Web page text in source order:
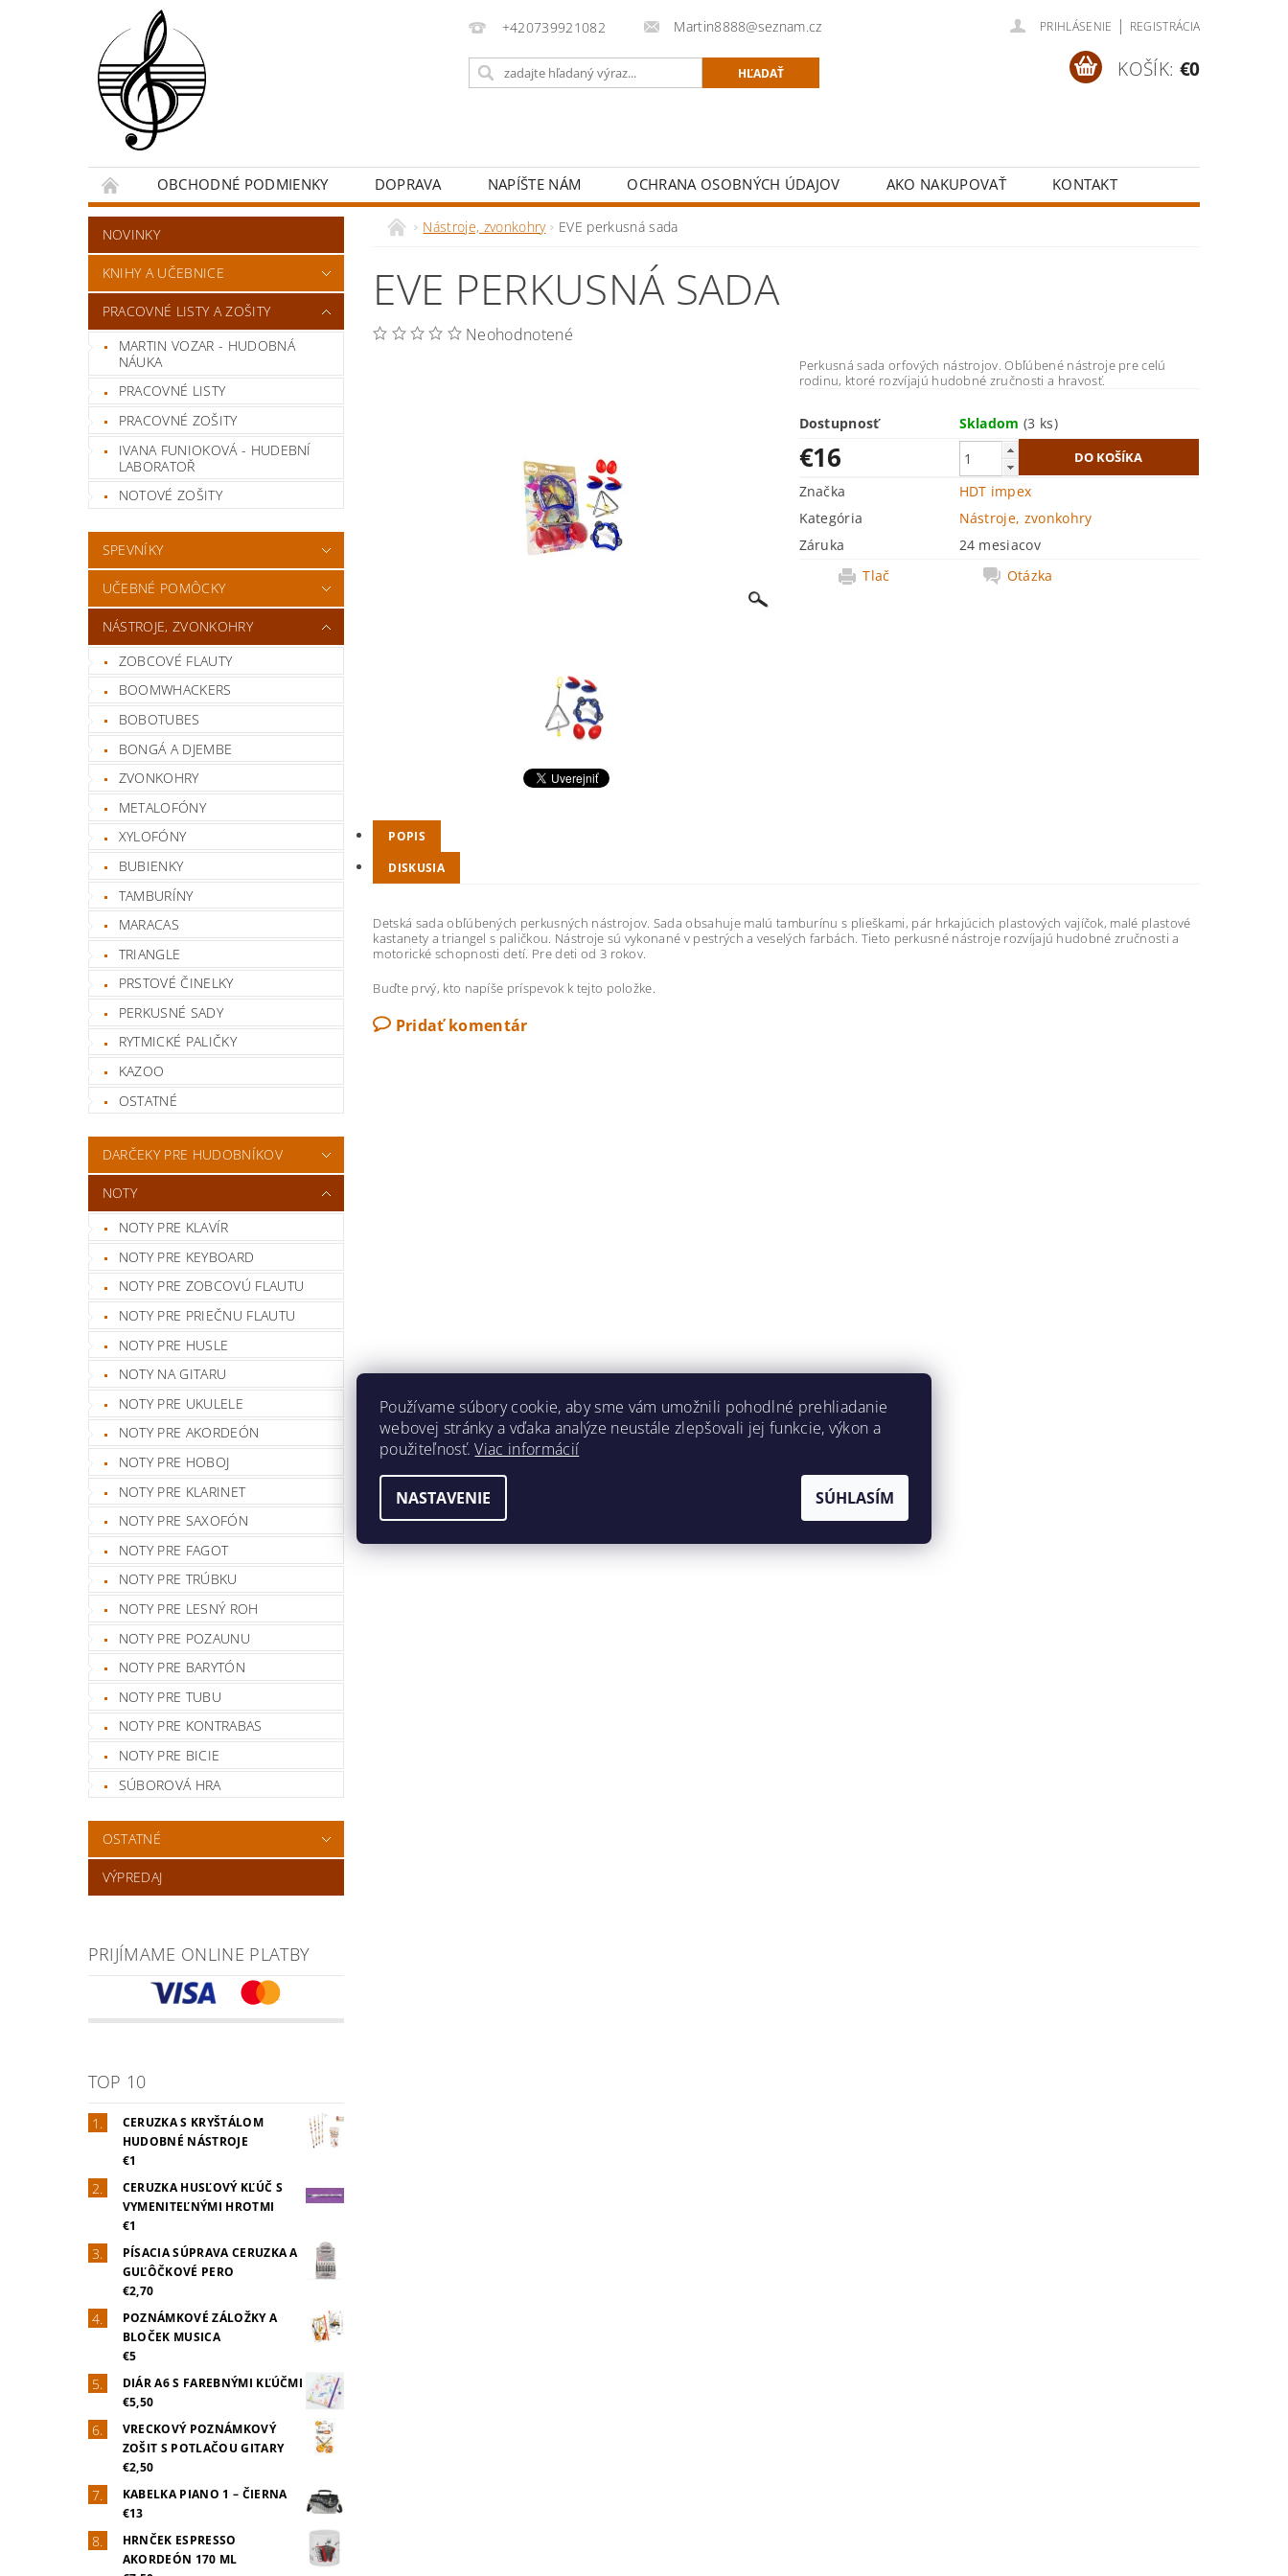
+420739921082 Martin8888@seznam.cz PRIHLÁSENIE | REGISTRÁCIA
KOŠÍK: €0
OBCHODNÉ PODMIENKY DOPRAVA NAPÍŠTE NÁM OCHRANA OSOBNÝCH ÚDAJOV AKO NAKUPOVAŤ KONTAKT
NOVINKY
KNIHY A UČEBNICE
PRACOVNÉ LISTY A ZOŠITY
MARTIN VOZAR - HUDOBNÁ
NÁUKA
PRACOVNÉ LISTY
PRACOVNÉ ZOŠITY
IVANA FUNIOKOVÁ - HUDEBNÍ
LABORATOŘ
NOTOVÉ ZOŠITY
SPEVNÍKY
UČEBNÉ POMÔCKY
NÁSTROJE, ZVONKOHRY
ZOBCOVÉ FLAUTY
BOOMWHACKERS
BOBOTUBES
BONGÁ A DJEMBE
ZVONKOHRY
METALOFÓNY
XYLOFÓNY
BUBIENKY
TAMBURÍNY
MARACAS
TRIANGLE
PRSTOVÉ ČINELKY
PERKUSNÉ SADY
RYTMICKÉ PALIČKY
KAZOO
OSTATNÉ
DARČEKY PRE HUDOBNÍKOV
NOTY
NOTY PRE KLAVÍR
NOTY PRE KEYBOARD
NOTY PRE ZOBCOVÚ FLAUTU
NOTY PRE PRIEČNU FLAUTU
NOTY PRE HUSLE
NOTY NA GITARU
NOTY PRE UKULELE
NOTY PRE AKORDEÓN
NOTY PRE HOBOJ
NOTY PRE KLARINET
NOTY PRE SAXOFÓN
NOTY PRE FAGOT
NOTY PRE TRÚBKU
NOTY PRE LESNÝ ROH
NOTY PRE POZAUNU
NOTY PRE BARYTÓN
NOTY PRE TUBU
NOTY PRE KONTRABAS
NOTY PRE BICIE
SÚBOROVÁ HRA
OSTATNÉ
VÝPREDAJ
PRIJÍMAME ONLINE PLATBY
TOP 10
CERUZKA S KRYŠTÁLOM
HUDOBNÉ NÁSTROJE
€1
CERUZKA HUSĽOVÝ KĽÚČ S
VYMENITEĽNÝMI HROTMI
€1
PÍSACIA SÚPRAVA CERUZKA A
GUĽÔČKOVÉ PERO
€2,70
POZNÁMKOVÉ ZÁLOŽKY A
BLOČEK MUSICA
€5
DIÁR A6 S FAREBNÝMI KĽÚČMI
€5,50
VRECKOVÝ POZNÁMKOVÝ
ZOŠIT S POTLAČOU GITARY
€2,50
KABELKA PIANO 1 – ČIERNA
€13
HRNČEK ESPRESSO
AKORDEÓN 170 ML
Nástroje, zvonkohry EVE perkusná sada
EVE PERKUSNÁ SADA
Neohodnotené
Perkusná sada orfových nástrojov. Obľúbené nástroje pre celú
rodinu, ktoré rozvíjajú hudobné zručnosti a hravosť.
Dostupnosť Skladom(3 ks)
€16
Značka
HDT impex
Kategória
Nástroje, zvonkohry
Záruka
24 mesiacov
Tlač
Otázka
POPIS
DISKUSIA
Detská sada obľúbených perkusných nástrojov. Sada obsahuje malú tamburínu s plieškami, pár hrkajúcich plastových vajíčok, malé plastové
kastanety a triangel s paličkou. Nástroje sú vykonané v pestrých a veselých farbách. Tieto perkusné nástroje rozvíjajú hudobné zručnosti a
motorické schopnosti detí. Pre deti od 3 rokov.
Buďte prvý, kto napíše príspevok k tejto položke.
Pridať komentár
Používame súbory cookie, aby sme vám umožnili pohodlné prehliadanie
webovej stránky a vďaka analýze neustále zlepšovali jej funkcie, výkon a
použiteľnosť.Viac informácií
NASTAVENIE SÚHLASÍM